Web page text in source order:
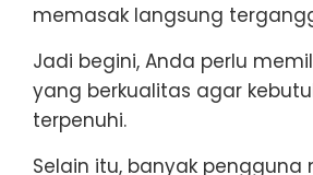
memasak langsung
Jadi begini, Anda perlu
yang berkualitas agar
terpenuhi.
Selain itu, banyak pengguna